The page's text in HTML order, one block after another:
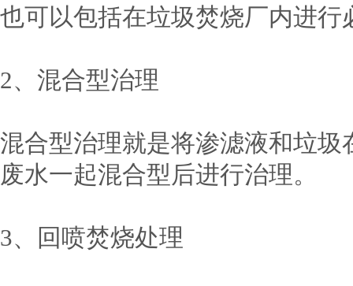
也可以包括在垃圾焚烧厂内进行
2、混合型治理
混合型治理就是将渗滤液和垃
废水一起混合型后进行治理。
3、回喷焚烧处理